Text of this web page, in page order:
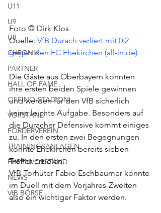
U11
U9
U8
CHRONIK
PARTNER
HALL OF FAME
OFFINO-STADION
VORSTAND
FÖRDERVEREIN
TRAININGSANLAGEN
EHRENVORSTAND
NEWS
VfB BÖRSE
Foto © Dirk Klos
Quelle: VfB Durach verliert mit 0:2
gegen den FC Ehekirchen (all-in.de)
Die Gäste aus Oberbayern konnten
ihre ersten beiden Spiele gewinnen
und werden für den VfB sicherlich
keine leichte Aufgabe. Besonders auf
die Duracher Defensive kommt einiges
zu. In den ersten zwei Begegnungen
konnte Ehekirchen bereits sieben
Treffer erzielen.
VfB-Torhüter Fabio Eschbaumer könnte
im Duell mit dem Vorjahres-Zweiten
also ein wichtiger Faktor werden.